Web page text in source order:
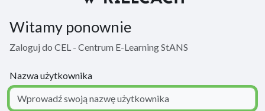
Witamy ponownie
Zaloguj do CEL - Centrum E-Learning StANS
Nazwa użytkownika